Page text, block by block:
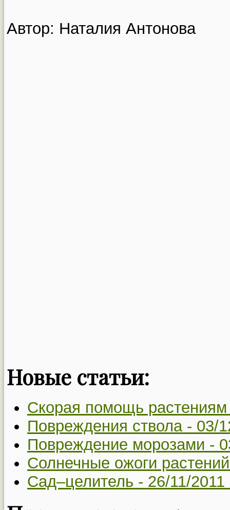
Автор: Наталия Антонова
Новые статьи:
Скорая помощь
Повреждения ствола - 03/
Повреждение морозами -
Солнечные ожоги
Сад–целитель - 26/11/2011